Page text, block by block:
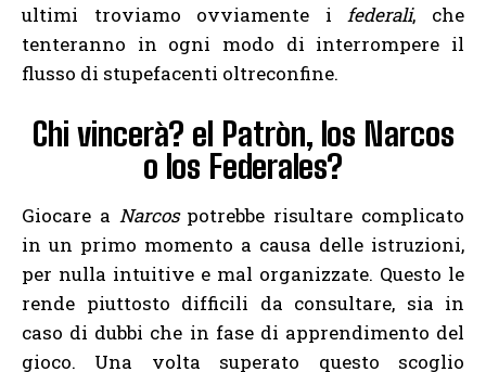
ultimi troviamo ovviamente ifederali, che
tenteranno in ogni modo di interrompere il
flusso di stupefacenti oltreconfine.
Chi vincerà? el Patròn, los Narcos
o los Federales?
Giocare a Narcospotrebbe risultare complicato
in un primo momento a causa delle istruzioni,
per nulla intuitive e mal organizzate. Questo le
rende piuttosto difficili da consultare, sia in
caso di dubbi che in fase di apprendimento del
gioco. Una volta superato questo scoglio